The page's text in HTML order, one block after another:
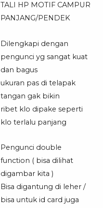
TALI HP MOTIF CAMPUR
PANJANG/PENDEK
Dilengkapi dengan
pengunci yg sangat kuat
dan bagus
ukuran pas di telapak
tangan gak bikin
ribet klo dipake seperti
klo terlalu panjang
Pengunci double
function ( bisa dilihat
digambar kita )
Bisa digantung di leher /
bisa untuk id card juga